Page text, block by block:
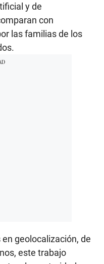
y de
con
las familias de los
geolocalización, de
este trabajo